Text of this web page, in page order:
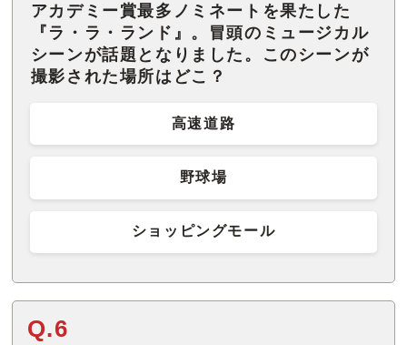
アカデミー賞最多ノミネートを果たした
『ラ・ラ・ランド』。冒頭のミュージカル
シーンが話題となりました。このシーンが
撮影された場所はどこ？
高速道路
野球場
ショッピングモール
Q.6